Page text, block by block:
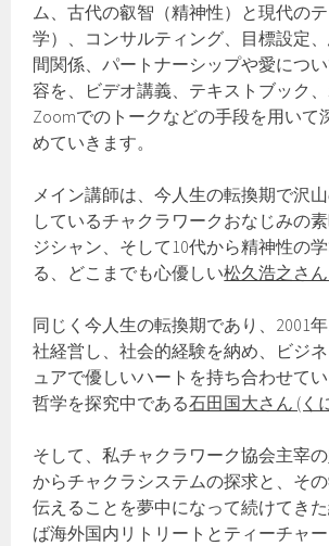
ム、古代の叡智（精神性）と現代の
学）、コンサルティング、目標設定
間関係、パートナーシップや愛につ
容を、ビデオ講義、テキストブック、
Zoomでのトークなどの手段を用いて
めていきます。
メイン講師は、今人生の転換期で沢
しているチャクラワークおなじみの
ジシャン、そして10代から精神性の
る、どこまでも心優しい松久浩之さ
同じく今人生の転換期であり、2001
社経営し、社会的経験を納め、ビジ
ュアで優しいハートを持ち合わせて
哲学を探究中である石田国大さん (く
そして、私チャクラワーク協会主宰の
からチャクラシステムの探求と、そ
伝えることを夢中になって続けてき
ば海外国内リトリートとティーチャ